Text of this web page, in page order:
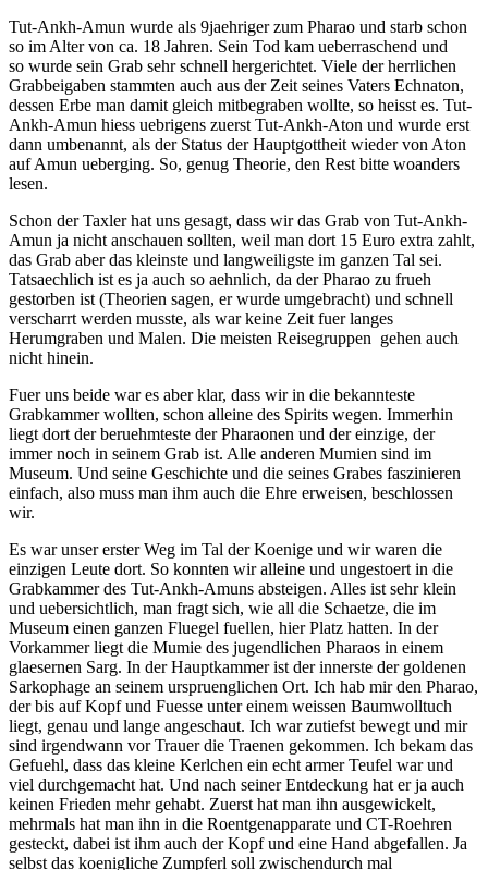
Tut-Ankh-Amun wurde als 9jaehriger zum Pharao und starb schon
so im Alter von ca. 18 Jahren. Sein Tod kam ueberraschend und
so wurde sein Grab sehr schnell hergerichtet. Viele der herrlichen
Grabbeigaben stammten auch aus der Zeit seines Vaters Echnaton,
dessen Erbe man damit gleich mitbegraben wollte, so heisst es. Tut-
Ankh-Amun hiess uebrigens zuerst Tut-Ankh-Aton und wurde erst
dann umbenannt, als der Status der Hauptgottheit wieder von Aton
auf Amun ueberging. So, genug Theorie, den Rest bitte woanders
lesen.
Schon der Taxler hat uns gesagt, dass wir das Grab von Tut-Ankh-
Amun ja nicht anschauen sollten, weil man dort 15 Euro extra zahlt,
das Grab aber das kleinste und langweiligste im ganzen Tal sei.
Tatsaechlich ist es ja auch so aehnlich, da der Pharao zu frueh
gestorben ist (Theorien sagen, er wurde umgebracht) und schnell
verscharrt werden musste, als war keine Zeit fuer langes
Herumgraben und Malen. Die meisten Reisegruppen gehen auch
nicht hinein.
Fuer uns beide war es aber klar, dass wir in die bekannteste
Grabkammer wollten, schon alleine des Spirits wegen. Immerhin
liegt dort der beruehmteste der Pharaonen und der einzige, der
immer noch in seinem Grab ist. Alle anderen Mumien sind im
Museum. Und seine Geschichte und die seines Grabes faszinieren
einfach, also muss man ihm auch die Ehre erweisen, beschlossen
wir.
Es war unser erster Weg im Tal der Koenige und wir waren die
einzigen Leute dort. So konnten wir alleine und ungestoert in die
Grabkammer des Tut-Ankh-Amuns absteigen. Alles ist sehr klein
und uebersichtlich, man fragt sich, wie all die Schaetze, die im
Museum einen ganzen Fluegel fuellen, hier Platz hatten. In der
Vorkammer liegt die Mumie des jugendlichen Pharaos in einem
glaesernen Sarg. In der Hauptkammer ist der innerste der goldenen
Sarkophage an seinem urspruenglichen Ort. Ich hab mir den Pharao,
der bis auf Kopf und Fuesse unter einem weissen Baumwolltuch
liegt, genau und lange angeschaut. Ich war zutiefst bewegt und mir
sind irgendwann vor Trauer die Traenen gekommen. Ich bekam das
Gefuehl, dass das kleine Kerlchen ein echt armer Teufel war und
viel durchgemacht hat. Und nach seiner Entdeckung hat er ja auch
keinen Frieden mehr gehabt. Zuerst hat man ihn ausgewickelt,
mehrmals hat man ihn in die Roentgenapparate und CT-Roehren
gesteckt, dabei ist ihm auch der Kopf und eine Hand abgefallen. Ja
selbst das koenigliche Zumpferl soll zwischendurch mal